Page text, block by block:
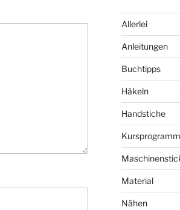
Allerlei
Anleitungen
Buchtipps
Häkeln
Handstiche
Kursprogramm
Material
Nähen